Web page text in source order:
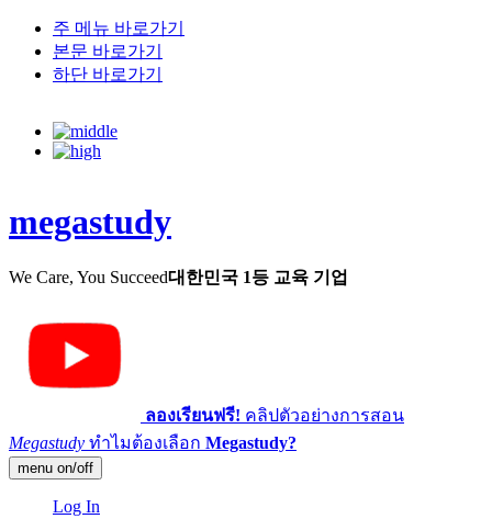
주 메뉴 바로가기
본문 바로가기
하단 바로가기
megastudy
We Care, You Succeed대한민국 1등 교육 기업
ลองเรียนฟรี! คลิปตัวอย่างการสอน
Megastudy ทำไมต้องเลือก Megastudy?
menu on/off
Log In